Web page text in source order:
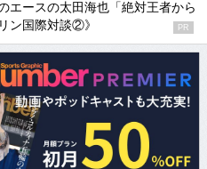
エースの太田海也「絶対王者から
ン国際対談②》
PR